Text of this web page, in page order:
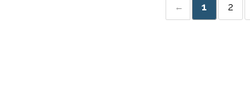
1 2